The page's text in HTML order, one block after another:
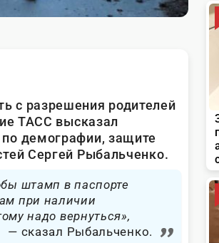
с разрешения родителей
ТАСС высказал
демографии, защите
Сергей Рыбальченко.
штамп в паспорте
при наличии
надо вернуться»,
сказал Рыбальченко.